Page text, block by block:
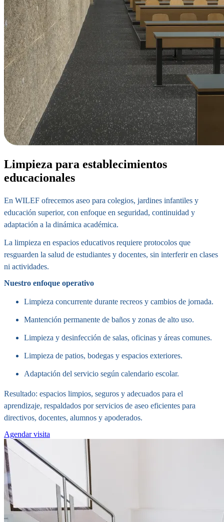
Limpieza para establecimientos
educacionales
En WILEF ofrecemos aseo para colegios, jardines infantiles y
educación superior, con enfoque en seguridad, continuidad y
adaptación a la dinámica académica.
La limpieza en espacios educativos requiere protocolos que
resguarden la salud de estudiantes y docentes, sin interferir en clases
ni actividades.
Nuestro enfoque operativo
Limpieza concurrente durante recreos y cambios de jornada.
Mantención permanente de baños y zonas de alto uso.
Limpieza y desinfección de salas, oficinas y áreas comunes.
Limpieza de patios, bodegas y espacios exteriores.
Adaptación del servicio según calendario escolar.
Resultado: espacios limpios, seguros y adecuados para el
aprendizaje, respaldados por servicios de aseo eficientes para
directivos, docentes, alumnos y apoderados.
Agendar visita